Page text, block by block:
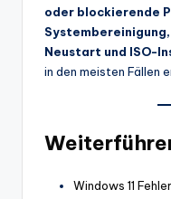
oder blockierende
Neustart und ISO-
in den meisten Fällen
Windows 11